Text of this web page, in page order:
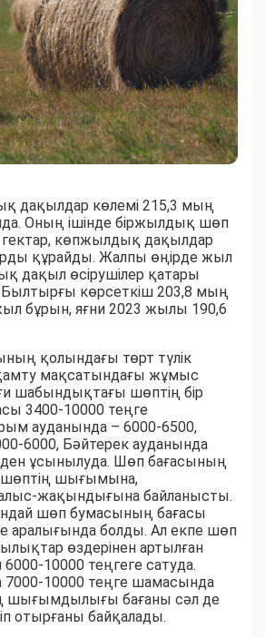
дақылдар көлемі 215,3 мың
Оның ішінде біржылдық шөп
гектар, көпжылдық дақылдар
құрайды. Жалпы өңірде жыл
дақыл өсірушілер қатары
Былтырғы көрсеткіш 203,8 мың
бұрын, яғни 2023 жылы 190,6
қолындағы төрт түлік
мақсатындағы жұмыс
шабындықтағы шөптің бір
3400-10000 теңге
ауданында – 6000-6500,
6000, Бәйтерек ауданында
ұсынылуда. Шөп бағасының
шөптің шығымына,
жақындығына байланысты.
шөп бумасының бағасы
аралығында болды. Ал екпе шөп
өздерінен артылған
10000 теңгеге сатуда.
7000-10000 теңге шамасында
шығымдылығы бағаны сәл де
отырғаны байқалады.